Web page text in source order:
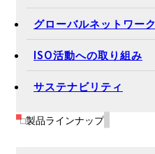
グローバルネットワーク
ISO活動への取り組み
サステナビリティ
製品ラインナップ